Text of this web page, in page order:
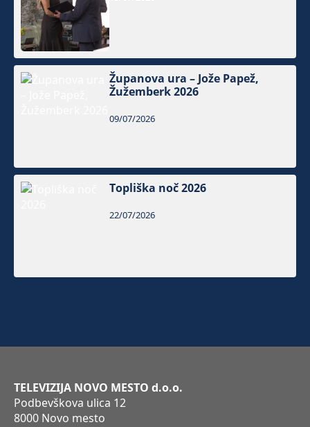
Županova ura – Jože Papež,
Žužemberk 2026
09/07/2026
Topliška noč 2026
22/07/2026
TELEVIZIJA NOVO MESTO d.o.o.
Podbevškova ulica 12
8000 Novo mesto